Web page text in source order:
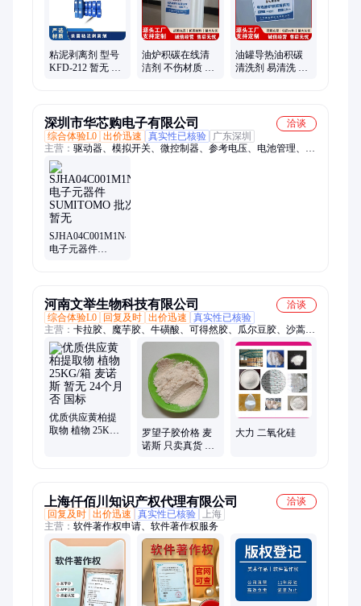
透、通风系统清洗、空调风机盘管、导热油炉清洗、玻璃鳞片胶
泥、烟气脱硫脱硝、锅炉除垢除锈、填料水垢清洗
粘泥剥离剂 型号
KFD-212 暂无 PH
油炉积碳在线清
洁剂 不伤材质 油
油罐导热油积碳
清洗剂 易清洗 河
深圳市华芯购电子有限公司
洽谈
综合体验L0 出价迅速 真实性已核验
广东深圳
主营： 驱动器、模拟开关、微控制器、参考电压、电池管理、视
频开关ic、仪表放大器、音频放大器、开关稳压器、数字隔离
器、精密放大器、运算放大器、点火控制器、开关控制器、可编
程门阵列、接口集成电路、电容电阻
SJHA04C001M1N46
电子元器件
河南文举生物科技有限公司
洽谈
综合体验L0
回复及时 出价迅速
真实性已核验
主营： 卡拉胶、魔芋胶、牛磺酸、可得然胶、瓜尔豆胶、沙蒿子
胶、海藻酸钠、纳他酶素、食用明胶、聚丙烯酸钠、甲基纤维
素、酪蛋白酸钠、普鲁兰多糖、乳酸链球菌素、食品级黄原胶
优质供应黄柏提
取物 植物 25KG/
罗望子胶价格 麦
诺斯 只卖真货 杜
大力 二氧化硅
上海仟佰川知识产权代理有限公司
洽谈
回复及时 出价迅速 真实性已核验
上海
主营： 软件著作权申请、软件著作权服务